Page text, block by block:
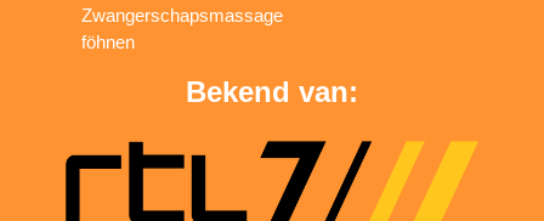
Zwangerschapsmassage
föhnen
Bekend van: